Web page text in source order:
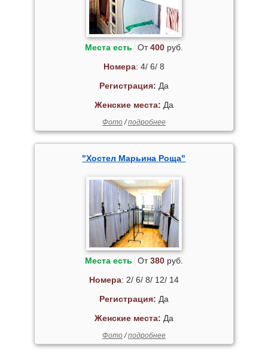
Места есть От400руб.
Номера: 4/ 6/ 8
Регистрация: Да
Женские места: Да
Фото/подробнее
"Хостел Марьина Роща"
Места есть От380руб.
Номера: 2/ 6/ 8/ 12/ 14
Регистрация: Да
Женские места: Да
Фото/подробнее